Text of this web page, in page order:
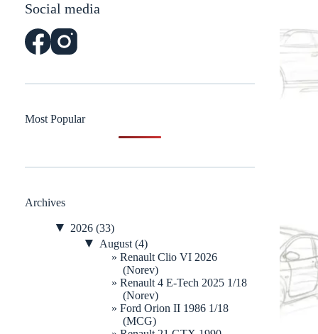
Social media
Most Popular
Archives
▼ 2026 (33)
▼ August (4)
Renault Clio VI 2026
(Norev)
Renault 4 E-Tech 2025 1/18
(Norev)
Ford Orion II 1986 1/18
(MCG)